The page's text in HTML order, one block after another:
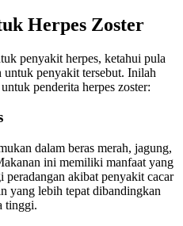
Herpes Zoster
penyakit herpes, ketahui pula
untuk penyakit tersebut. Inilah
penderita herpes zoster:
dalam beras merah, jagung,
ini memiliki manfaat yang
peradangan akibat penyakit cacar
yang lebih tepat dibandingkan
tinggi.